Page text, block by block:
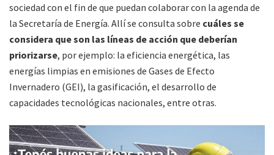
sociedad con el fin de que puedan colaborar con la agenda de
la Secretaría de Energía. Allí se consulta sobre cuáles se
considera que son las líneas de acción que deberían
priorizarse, por ejemplo: la eficiencia energética, las
energías limpias en emisiones de Gases de Efecto
Invernadero (GEI), la gasificación, el desarrollo de
capacidades tecnológicas nacionales, entre otras.